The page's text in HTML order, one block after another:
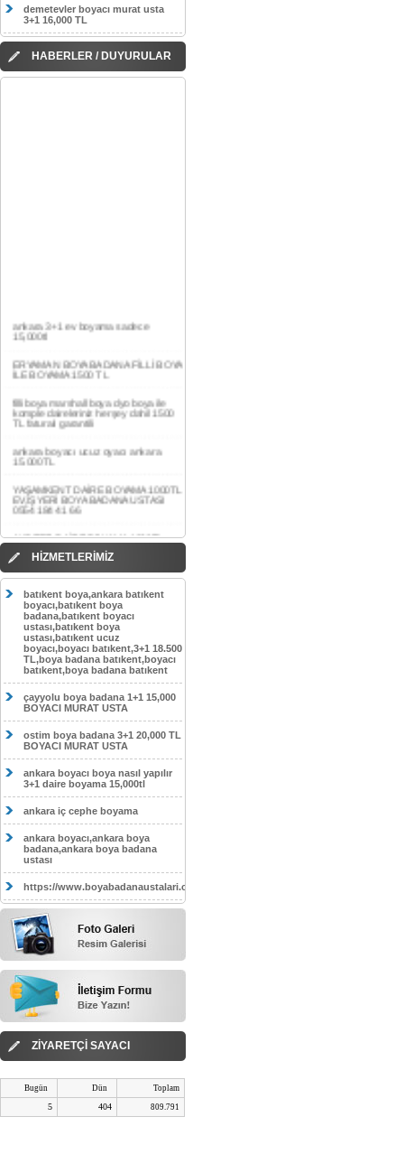
demetevler boyacı murat usta
3+1 16,000 TL
HABERLER / DUYURULAR
ERYAMAN BOYA BADANA FİLLİ BOYA
İLE BOYAMA 1500 TL
filli boya marshall boya dyo boya ile
komple daireleriniz herşey dahil 1500
ankara boyacı ucuz oyacı ankara
15.000TL
YAŞAMKENT DAİRE BOYAMA 1000TL
EV,İŞYERİ BOYA BADANA USTASI
AKDERE DAİRE BOYAMA 1000TL
EV,İŞYERİ BOYA BADANA USTASI
CEBECİ DAİRE BOYAMA 1000TL
0554 184 41 66
HASKÖY DAİRE BOYAMA 1000TL
EV,İŞYERİ BOYA BADANA USTASI
0554 184 41 66
GÖLBAŞI DAİRE BOYAMA 1000TL
EV,İŞYERİ BOYA BADANA USTASI
0554 184 41 66
SOKULLU DAİRE BOYAMA 1000TL
EV,İŞYERİ BOYA BADANA USTASI
0554 184 41 66
HİZMETLERİMİZ
batıkent boya,ankara batıkent
boyacı,batıkent boya
badana,batıkent boyacı
ustası,batıkent boya
ustası,batıkent ucuz
boyacı,boyacı batıkent,3+1 18.500
TL,boya badana batıkent,boyacı
batıkent,boya badana batıkent
çayyolu boya badana 1+1 15,000
BOYACI MURAT USTA
ostim boya badana 3+1 20,000 TL
BOYACI MURAT USTA
ankara boyacı boya nasıl yapılır
3+1 daire boyama 15,000tl
ankara iç cephe boyama
ankara boyacı,ankara boya
badana,ankara boya badana
ustası
https://www.boyabadanaustalari.com/
ZİYARETÇİ SAYACI
Bugün Dün Toplam
5 404 809.791